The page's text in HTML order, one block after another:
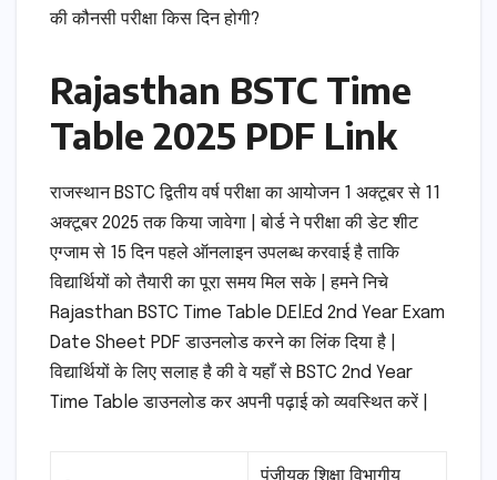
की कौनसी परीक्षा किस दिन होगी?
Rajasthan BSTC Time
Table 2025 PDF Link
राजस्थान BSTC द्वितीय वर्ष परीक्षा का आयोजन 1 अक्टूबर से 11
अक्टूबर 2025 तक किया जावेगा | बोर्ड ने परीक्षा की डेट शीट
एग्जाम से 15 दिन पहले ऑनलाइन उपलब्ध करवाई है ताकि
विद्यार्थियों को तैयारी का पूरा समय मिल सके | हमने निचे
Rajasthan BSTC Time Table D.El.Ed 2nd Year Exam
Date Sheet PDF डाउनलोड करने का लिंक दिया है |
विद्यार्थियों के लिए सलाह है की वे यहाँ से BSTC 2nd Year
Time Table डाउनलोड कर अपनी पढ़ाई को व्यवस्थित करें |
पंजीयक शिक्षा विभागीय